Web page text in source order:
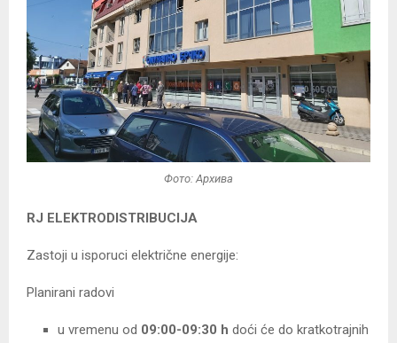
Фото: Архива
RJ ELEKTRODISTRIBUCIJA
Zastoji u isporuci električne energije:
Planirani radovi
u vremenu od 09:00-09:30 h doći će do kratkotrajnih